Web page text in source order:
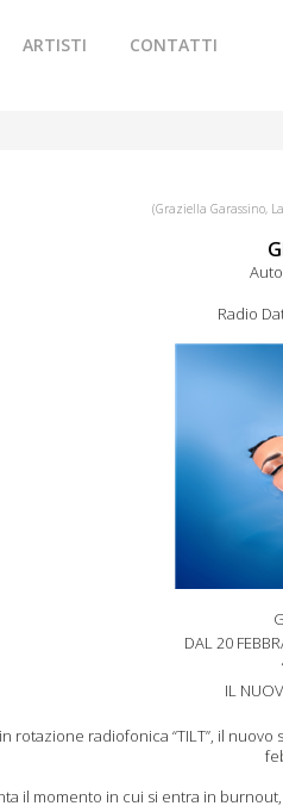
ARTISTI CONTATTI
(Graziella Garassino,
Radio
DAL 20
IL
rotazione radiofonica “TILT”, il
il momento in cui si entra in